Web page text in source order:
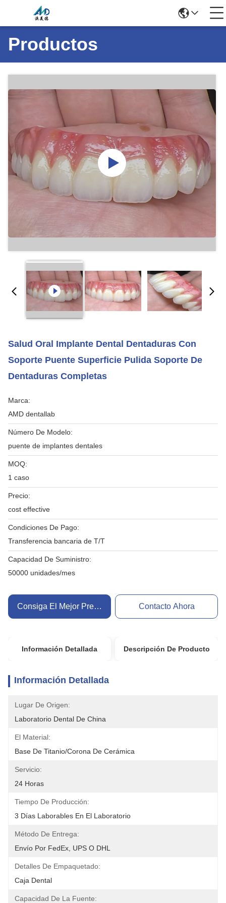
Productos
Salud Oral Implante Dental Dentaduras Con
Soporte Puente Superficie Pulida Soporte De
Dentaduras Completas
Marca:
AMD dentallab
Número De Modelo:
puente de implantes dentales
MOQ:
1 caso
Precio:
cost effective
Condiciones De Pago:
Transferencia bancaria de T/T
Capacidad De Suministro:
50000 unidades/mes
Consiga El Mejor Precio Contacto Ahora
Información Detallada Descripción De Producto
Información Detallada
Lugar De Origen:
Laboratorio Dental De China
El Material:
Base De Titanio/corona De Cerámica
Servicio:
24 Horas
Tiempo De Producción:
3 Días Laborables En El Laboratorio
Método De Entrega:
Envío Por FedEx, UPS O DHL
Detalles De Empaquetado:
Caja Dental
Capacidad De La Fuente: